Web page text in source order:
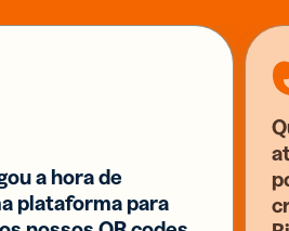
a hora de
plataforma para